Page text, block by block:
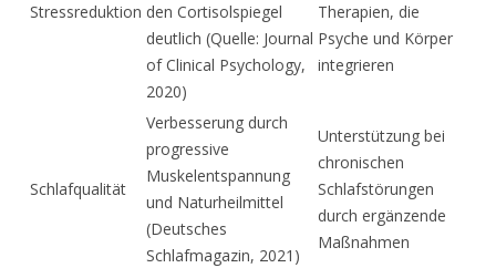
Stressreduktion den Cortisolspiegel
deutlich (Quelle: Journal
of Clinical Psychology,
2020)
Therapien, die
Psyche und Körper
integrieren
Schlafqualität
Verbesserung durch
progressive
Muskelentspannung
und Naturheilmittel
(Deutsches
Schlafmagazin, 2021)
Unterstützung bei
chronischen
Schlafstörungen
durch ergänzende
Maßnahmen